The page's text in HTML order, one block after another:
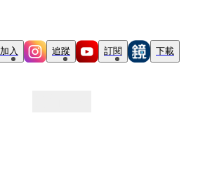
加入 追蹤 訂閱 下載